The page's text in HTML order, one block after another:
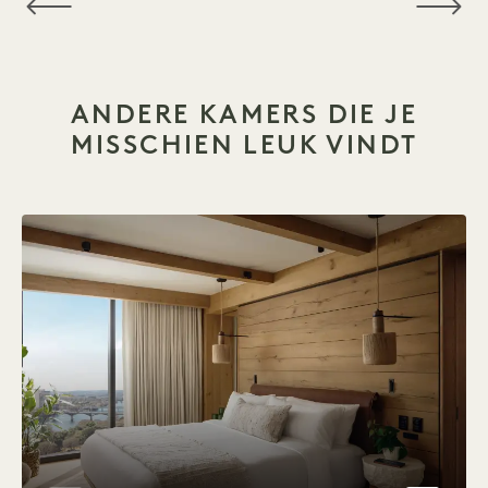
ANDERE KAMERS DIE JE
MISSCHIEN LEUK VINDT